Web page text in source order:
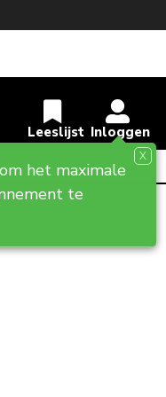
het maximale
te
X